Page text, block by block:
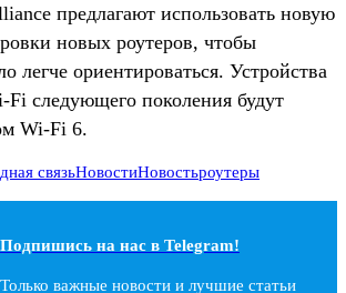
предлагают использовать новую
новых роутеров, чтобы
легче ориентироваться. Устройства
Fi следующего поколения будут
Wi-Fi 6.
связьНовостиНовостьроутеры
Подпишись на наc в Telegram!
Только важные новости и лучшие статьи